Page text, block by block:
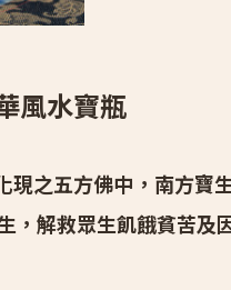
風水寶瓶
之五方佛中，南方寶
解救眾生飢餓貧苦